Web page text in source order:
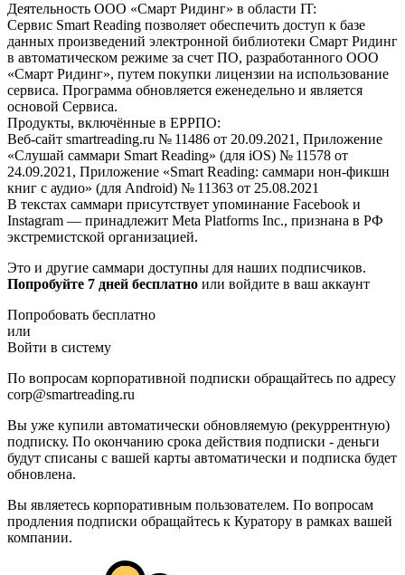
Деятельность ООО «Смарт Ридинг» в области IT:
Сервис Smart Reading позволяет обеспечить доступ к базе
данных произведений электронной библиотеки Смарт Ридинг
в автоматическом режиме за счет ПО, разработанного ООО
«Смарт Ридинг», путем покупки лицензии на использование
сервиса. Программа обновляется еженедельно и является
основой Сервиса.
Продукты, включённые в ЕРРПО:
Веб-сайт smartreading.ru № 11486 от 20.09.2021, Приложение
«Слушай саммари Smart Reading» (для iOS) № 11578 от
24.09.2021, Приложение «Smart Reading: саммари нон-фикшн
книг с аудио» (для Android) № 11363 от 25.08.2021
В текстах саммари присутствует упоминание Facebook и
Instagram — принадлежит Meta Platforms Inc., признана в РФ
экстремистской организацией.
Это и другие саммари доступны для наших подписчиков.
Попробуйте 7 дней бесплатно или войдите в ваш аккаунт
Попробовать бесплатно
или
Войти в систему
По вопросам корпоративной подписки обращайтесь по адресу
corp@smartreading.ru
Вы уже купили автоматически обновляемую (рекуррентную)
подписку. По окончанию срока действия подписки - деньги
будут списаны с вашей карты автоматически и подписка будет
обновлена.
Вы являетесь корпоративным пользователем. По вопросам
продления подписки обращайтесь к Куратору в рамках вашей
компании.